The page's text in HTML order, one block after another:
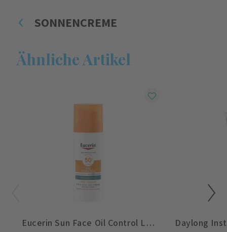
SONNENCREME
Ähnliche Artikel
Eucerin Sun Face Oil Control LSF 50+